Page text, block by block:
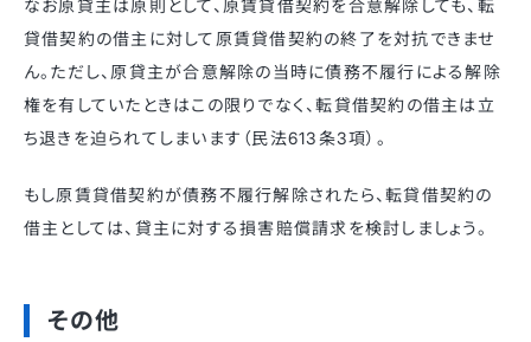
なお原貸主は原則として、原賃貸借契約を合意解除しても、転
貸借契約の借主に対して原賃貸借契約の終了を対抗できませ
ん。ただし、原貸主が合意解除の当時に債務不履行による解除
権を有していたときはこの限りでなく、転貸借契約の借主は立
ち退きを迫られてしまいます（民法613条3項）。
もし原賃貸借契約が債務不履行解除されたら、転貸借契約の
借主としては、貸主に対する損害賠償請求を検討しましょう。
その他